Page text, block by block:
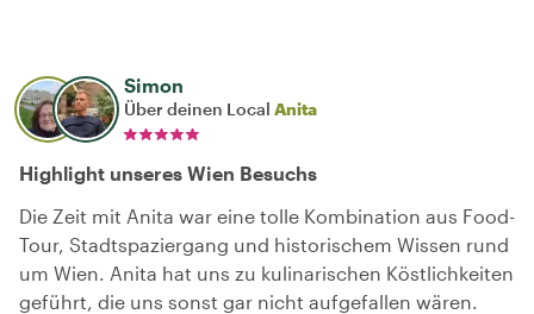
Simon
Über deinen Local Anita
Highlight unseres Wien Besuchs
Die Zeit mit Anita war eine tolle Kombination aus Food-
Tour, Stadtspaziergang und historischem Wissen rund
um Wien. Anita hat uns zu kulinarischen Köstlichkeiten
geführt, die uns sonst gar nicht aufgefallen wären.